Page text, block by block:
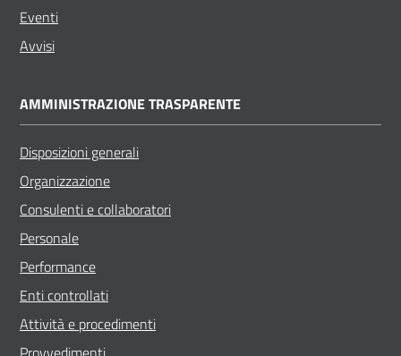
Eventi
Avvisi
AMMINISTRAZIONE TRASPARENTE
Disposizioni generali
Organizzazione
Consulenti e collaboratori
Personale
Performance
Enti controllati
Attività e procedimenti